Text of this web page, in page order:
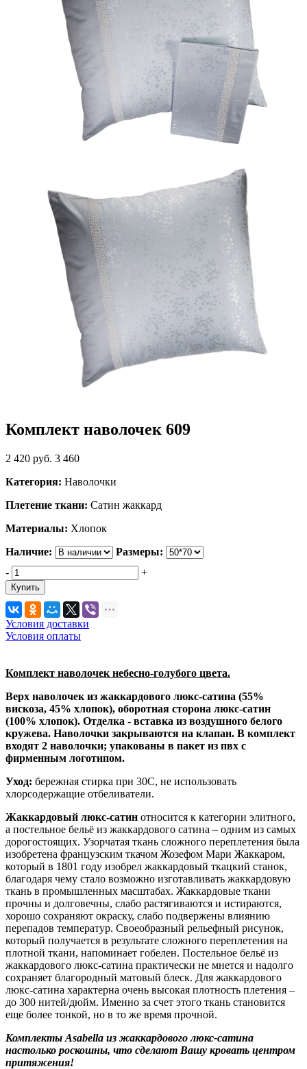
Комплект наволочек 609
2 420 руб. 3 460
Категория: Наволочки
Плетение ткани: Сатин жаккард
Материалы: Хлопок
Наличие:
Размеры:
-
+
Купить
Условия доставки
Условия оплаты
Комплект наволочек небесно-голубого цвета.
Верх наволочек из жаккардового люкс-сатина (55%
вискоза, 45% хлопок), оборотная сторона люкс-сатин
(100% хлопок). Отделка - вставка из воздушного белого
кружева. Наволочки закрываются на клапан. В комплект
входят 2 наволочки; упакованы в пакет из пвх с
фирменным логотипом.
Уход: бережная стирка при 30С, не использовать
хлорсодержащие отбеливатели.
Жаккардовый люкс-сатин относится к категории элитного,
а постельное бельё из жаккардового сатина – одним из самых
дорогостоящих. Узорчатая ткань сложного переплетения была
изобретена французским ткачом Жозефом Мари Жаккаром,
который в 1801 году изобрел жаккардовый ткацкий станок,
благодаря чему стало возможно изготавливать жаккардовую
ткань в промышленных масштабах. Жаккардовые ткани
прочны и долговечны, слабо растягиваются и истираются,
хорошо сохраняют окраску, слабо подвержены влиянию
перепадов температур. Своеобразный рельефный рисунок,
который получается в результате сложного переплетения на
плотной ткани, напоминает гобелен. Постельное бельё из
жаккардового люкс-сатина практически не мнется и надолго
сохраняет благородный матовый блеск. Для жаккардового
люкс-сатина характерна очень высокая плотность плетения –
до 300 нитей/дюйм. Именно за счет этого ткань становится
еще более тонкой, но в то же время прочной.
Комплекты Asabella из жаккардового люкс-сатина
настолько роскошны, что сделают Вашу кровать центром
притяжения!